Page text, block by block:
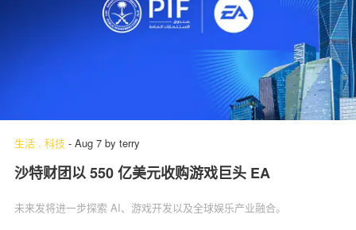
生活 . 科技 - Aug 7 by terry
沙特财团以 550 亿美元收购游戏巨头 EA
未来发将进一步探索 AI、游戏开发以及全球娱乐产业融合。